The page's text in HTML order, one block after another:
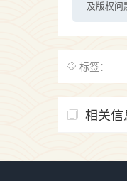
及版权问
标签：
相关信